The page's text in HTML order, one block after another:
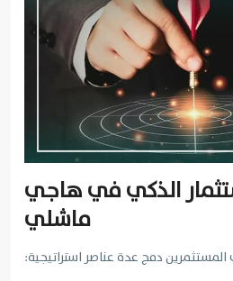
الذكي في هاجي
ماشلي
دمج عدة عناصر استراتيجية: